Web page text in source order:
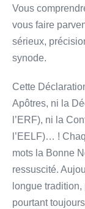
Vous
vous faire
sérieux,
synode.
Cette
Apôtres, ni la
l’ERF), ni la
l’EELF)… !
mots la Bonne
ressuscité.
longue
pourtant